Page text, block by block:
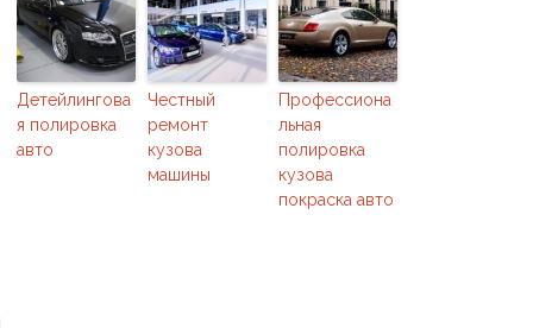
Детейлингова
я полировка
авто
Честный
ремонт
кузова
машины
Профессиона
льная
полировка
кузова
покраска авто